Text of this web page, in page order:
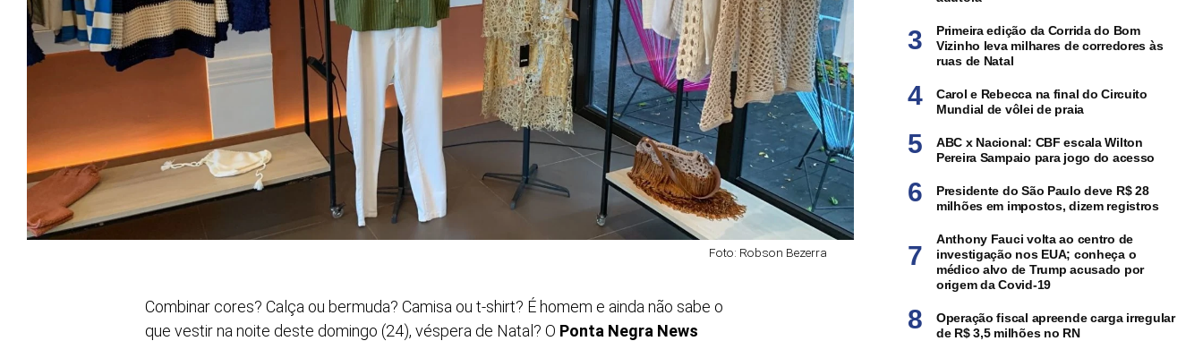
Foto: Robson Bezerra
Combinar cores? Calça ou bermuda? Camisa ou t-shirt? É homem e ainda não sabe o
que vestir na noite deste domingo (24), véspera de Natal? O Ponta Negra News
Primeira edição da Corrida do Bom
Vizinho leva milhares de corredores às
ruas de Natal
Carol e Rebecca na final do Circuito
Mundial de vôlei de praia
ABC x Nacional: CBF escala Wilton
Pereira Sampaio para jogo do acesso
Presidente do São Paulo deve R$ 28
milhões em impostos, dizem registros
Anthony Fauci volta ao centro de
investigação nos EUA; conheça o
médico alvo de Trump acusado por
origem da Covid-19
Operação fiscal apreende carga irregular
de R$ 3,5 milhões no RN